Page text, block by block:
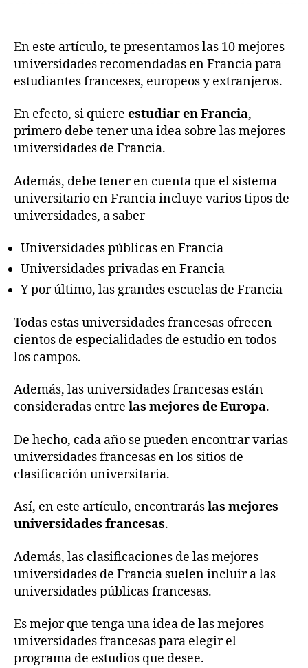
En este artículo, te presentamos las 10 mejores
universidades recomendadas en Francia para
estudiantes franceses, europeos y extranjeros.
En efecto, si quiere estudiar en Francia,
primero debe tener una idea sobre las mejores
universidades de Francia.
Además, debe tener en cuenta que el sistema
universitario en Francia incluye varios tipos de
universidades, a saber
Universidades públicas en Francia
Universidades privadas en Francia
Y por último, las grandes escuelas de Francia
Todas estas universidades francesas ofrecen
cientos de especialidades de estudio en todos
los campos.
Además, las universidades francesas están
consideradas entre las mejores de Europa.
De hecho, cada año se pueden encontrar varias
universidades francesas en los sitios de
clasificación universitaria.
Así, en este artículo, encontraráslas mejores
universidades francesas.
Además, las clasificaciones de las mejores
universidades de Francia suelen incluir a las
universidades públicas francesas.
Es mejor que tenga una idea de las mejores
universidades francesas para elegir el
programa de estudios que desee.